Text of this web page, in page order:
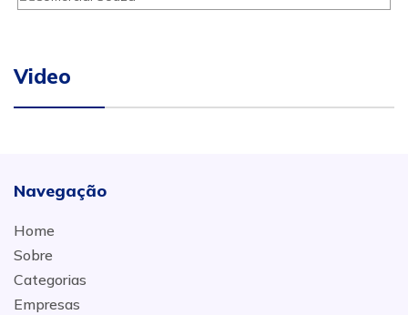
Video
Navegação
Home
Sobre
Categorias
Empresas